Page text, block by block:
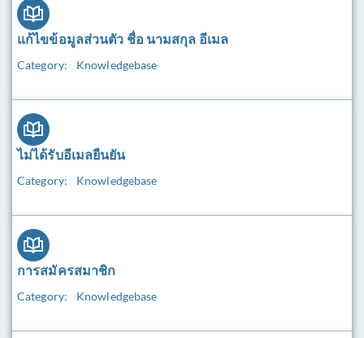
แก้ไขข้อมูลส่วนตัว ชื่อ นามสกุล อีเมล
Category: Knowledgebase
ไม่ได้รับอีเมลยืนยัน
Category: Knowledgebase
การสมัครสมาชิก
Category: Knowledgebase